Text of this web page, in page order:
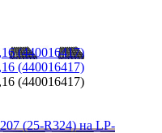
(440016417)
(440016417)
(440016417)
(25-R324) на LP-